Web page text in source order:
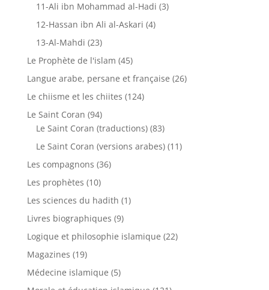
11-Ali ibn Mohammad al-Hadi (3)
12-Hassan ibn Ali al-Askari (4)
13-Al-Mahdi (23)
Le Prophète de l'islam (45)
Langue arabe, persane et française (26)
Le chiisme et les chiites (124)
Le Saint Coran (94)
Le Saint Coran (traductions) (83)
Le Saint Coran (versions arabes) (11)
Les compagnons (36)
Les prophètes (10)
Les sciences du hadith (1)
Livres biographiques (9)
Logique et philosophie islamique (22)
Magazines (19)
Médecine islamique (5)